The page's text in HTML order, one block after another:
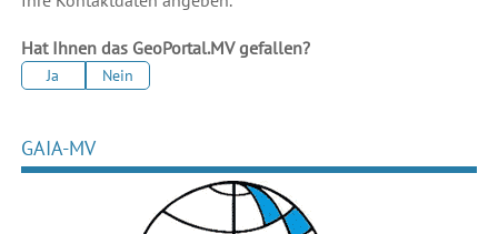
Hat Ihnen das GeoPortal.MV gefallen?
Ja Nein
GAIA-MV